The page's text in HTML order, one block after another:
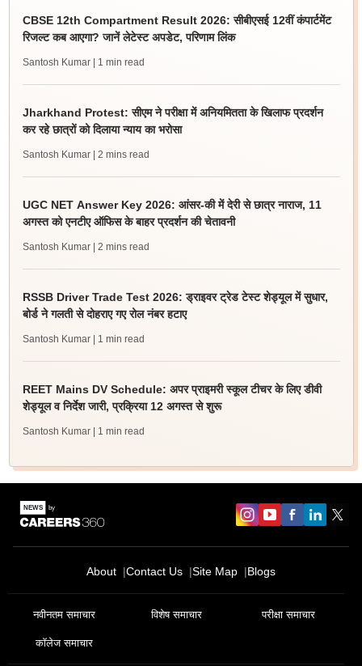
CBSE 12th Compartment Result 2026: सीबीएसई 12वीं कंपार्टमेंट
रिजल्ट कब आएगा? जानें लेटेस्ट अपडेट, परिणाम लिंक
Santosh Kumar | 1 min read
Jharkhand Protest: सीएम ने परीक्षा में अनियमितता के खिलाफ प्रदर्शन
कर रहे छात्रों को दिलाया न्याय का भरोसा
Santosh Kumar | 2 mins read
UGC NET Answer Key 2026: आंसर-की में देरी से छात्र नाराज, 11
अगस्त को एनटीए ऑफिस के बाहर प्रदर्शन की चेतावनी
Santosh Kumar | 2 mins read
RSSB Driver Trade Test 2026: ड्राइवर ट्रेड टेस्ट शेड्यूल में सुधार,
बोर्ड ने गलती से दोहराए गए रोल नंबर हटाए
Santosh Kumar | 1 min read
REET Mains DV Schedule: अपर प्राइमरी स्कूल टीचर के लिए डीवी
शेड्यूल व निर्देश जारी, प्रक्रिया 12 अगस्त से शुरू
Santosh Kumar | 1 min read
About Contact Us Site Map Blogs
नवीनतम समाचार विशेष समाचार परीक्षा समाचार
कॉलेज समाचार